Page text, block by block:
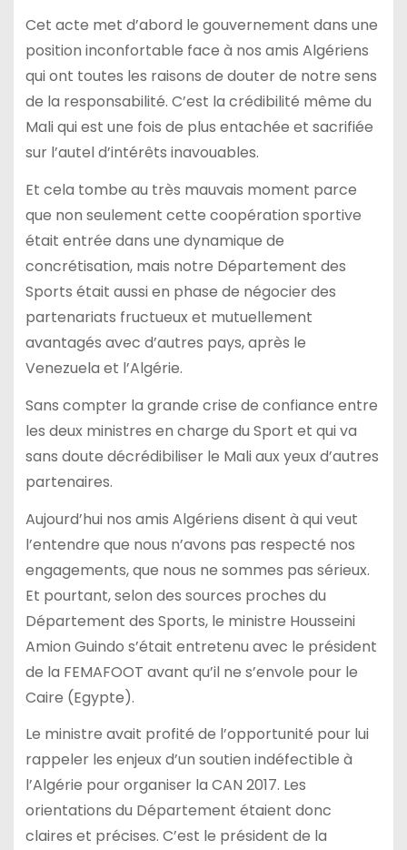
Cet acte met d’abord le gouvernement dans une
position inconfortable face à nos amis Algériens
qui ont toutes les raisons de douter de notre sens
de la responsabilité. C’est la crédibilité même du
Mali qui est une fois de plus entachée et sacrifiée
sur l’autel d’intérêts inavouables.
Et cela tombe au très mauvais moment parce
que non seulement cette coopération sportive
était entrée dans une dynamique de
concrétisation, mais notre Département des
Sports était aussi en phase de négocier des
partenariats fructueux et mutuellement
avantagés avec d’autres pays, après le
Venezuela et l’Algérie.
Sans compter la grande crise de confiance entre
les deux ministres en charge du Sport et qui va
sans doute décrédibiliser le Mali aux yeux d’autres
partenaires.
Aujourd’hui nos amis Algériens disent à qui veut
l’entendre que nous n’avons pas respecté nos
engagements, que nous ne sommes pas sérieux.
Et pourtant, selon des sources proches du
Département des Sports, le ministre Housseini
Amion Guindo s’était entretenu avec le président
de la FEMAFOOT avant qu’il ne s’envole pour le
Caire (Egypte).
Le ministre avait profité de l’opportunité pour lui
rappeler les enjeux d’un soutien indéfectible à
l’Algérie pour organiser la CAN 2017. Les
orientations du Département étaient donc
claires et précises. C’est le président de la